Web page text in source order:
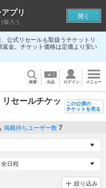
公式リセールも取扱うチケットリ
金。チケット価格は定価より安い
検索 出品 ログイン メニュー
セールチケッ
この公演の
チケットを売る
掲載待ちユーザー数 7
絞り込み
プリ
取ろう
開く